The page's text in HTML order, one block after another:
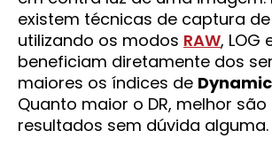
existem técnicas de captura
utilizando os modos RAW, LOG
beneficiam diretamente dos
maiores os índices de
Quanto maior o DR, melhor são
resultados sem dúvida alguma.